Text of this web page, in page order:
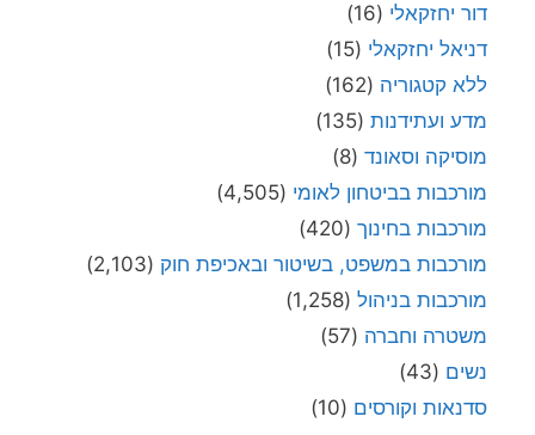
דור יחזקאלי (16)
דניאל יחזקאלי (15)
ללא קטגוריה (162)
מדע ועתידנות (135)
מוסיקה וסאונד (8)
מורכבות בביטחון לאומי (4,505)
מורכבות בחינוך (420)
מורכבות במשפט, בשיטור ובאכיפת חוק (2,103)
מורכבות בניהול (1,258)
משטרה וחברה (57)
נשים (43)
סדנאות וקורסים (10)